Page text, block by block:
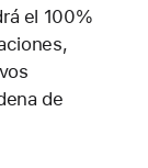
el 100%
de